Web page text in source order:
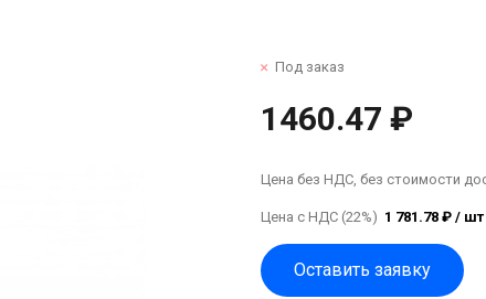
Под заказ
1460.47 ₽
Цена без НДС, без стоимости
Цена с НДС (22%) 1 781.78 ₽ / шт
Оставить заявку